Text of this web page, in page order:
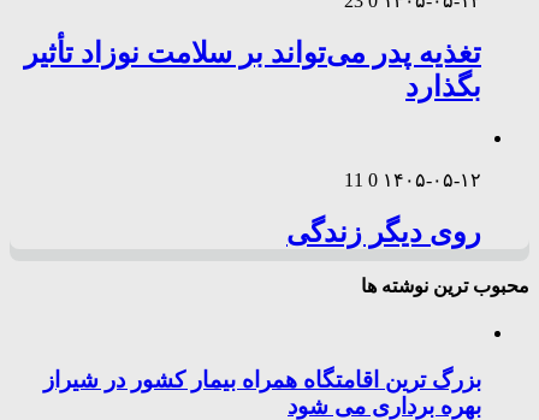
تغذیه پدر می‌تواند بر سلامت نوزاد تأثیر
بگذارد
۱۴۰۵-۰۵-۱۲ 0
11
روی دیگر زندگی
محبوب ترین نوشته ها
بزرگ ترین اقامتگاه همراه بیمار کشور در شیراز
بهره برداری می شود